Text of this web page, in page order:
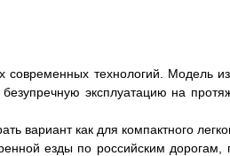
технологий. Модель
эксплуатацию на
вариант как для компактного
езды по российским дорогам,